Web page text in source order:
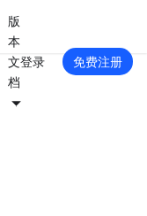
版
本
文
档
登录 免费注册